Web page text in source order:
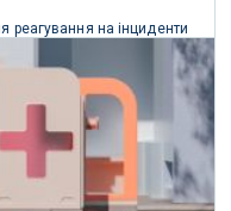
реагування на інциденти
кібербезпеки в ході